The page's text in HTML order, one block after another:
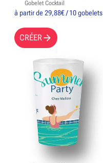
à partir de 29,88€ / 10 gobelets
CRÉER
Gobelet Cocktail